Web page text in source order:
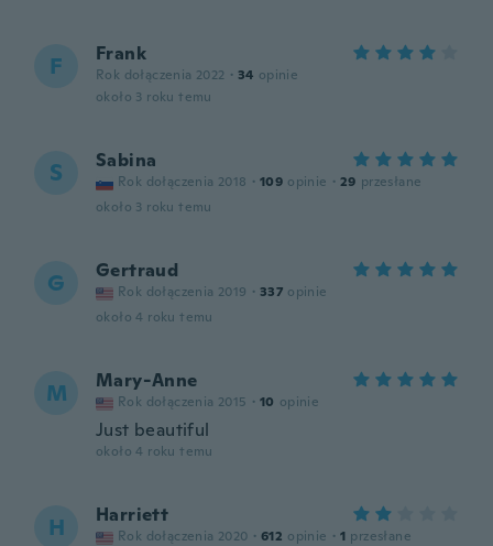
F Frank
Rok dołączenia 2022 · 34 opinie
około 3 roku temu
S Sabina
Rok dołączenia 2018 · 109 opinie · 29 przesłane
około 3 roku temu
G Gertraud
Rok dołączenia 2019 · 337 opinie
około 4 roku temu
M Mary-Anne
Rok dołączenia 2015 · 10 opinie
Just beautiful
około 4 roku temu
H Harriett
Rok dołączenia 2020 · 612 opinie · 1 przesłane